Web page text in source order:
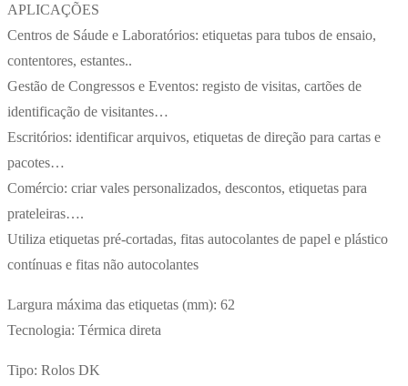
APLICAÇÕES
Centros de Sáude e Laboratórios: etiquetas para tubos de ensaio,
contentores, estantes..
Gestão de Congressos e Eventos: registo de visitas, cartões de
identificação de visitantes…
Escritórios: identificar arquivos, etiquetas de direção para cartas e
pacotes…
Comércio: criar vales personalizados, descontos, etiquetas para
prateleiras….
Utiliza etiquetas pré-cortadas, fitas autocolantes de papel e plástico
contínuas e fitas não autocolantes
Largura máxima das etiquetas (mm): 62
Tecnologia: Térmica direta
Tipo: Rolos DK